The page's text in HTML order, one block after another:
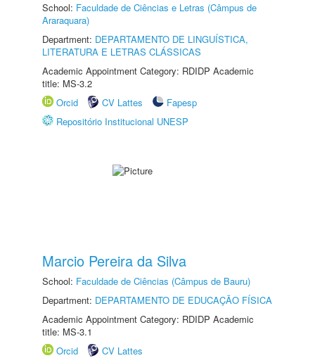
School: Faculdade de Ciências e Letras (Câmpus de
Araraquara)
Department: DEPARTAMENTO DE LINGUÍSTICA,
LITERATURA E LETRAS CLÁSSICAS
Academic Appointment Category: RDIDP Academic
title: MS-3.2
Orcid
CV Lattes
Fapesp
Repositório Institucional UNESP
Marcio Pereira da Silva
School: Faculdade de Ciências (Câmpus de Bauru)
Department: DEPARTAMENTO DE EDUCAÇÃO FÍSICA
Academic Appointment Category: RDIDP Academic
title: MS-3.1
Orcid
CV Lattes